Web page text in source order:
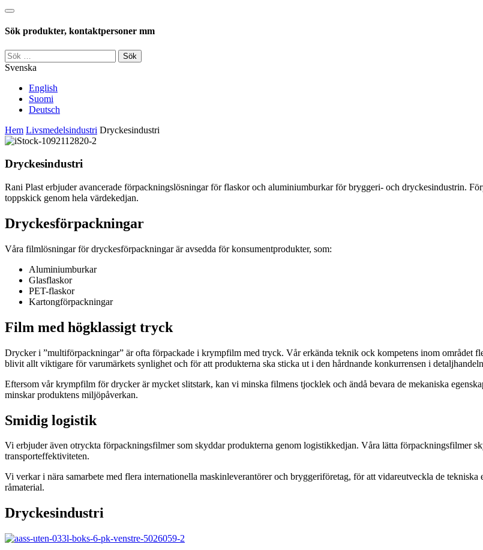
Sök
Sök produkter, kontaktpersoner mm
Sök
efter:
Svenska
English
Suomi
Deutsch
Hem Livsmedelsindustri Dryckesindustri
Dryckesindustri
Rani Plast erbjuder avancerade förpackningslösningar för flaskor och aluminiumburkar för bryggeri- och dryckesindustrin.
toppskick genom hela värdekedjan.
Dryckesförpackningar
Våra filmlösningar för dryckesförpackningar är avsedda för konsumentprodukter, som:
Aluminiumburkar
Glasflaskor
PET-flaskor
Kartongförpackningar
Film med högklassigt tryck
Drycker i ”multiförpackningar” är ofta förpackade i krympfilm med tryck. Vår erkända teknik ock kompetens inom området
blivit allt viktigare för varumärkets synlighet och för att produkterna ska sticka ut i den hårdnande konkurrensen i
Eftersom vår krympfilm för drycker är mycket slitstark, kan vi minska filmens tjocklek och ändå bevara de mekaniska
minskar produktens miljöpåverkan.
Smidig logistik
Vi erbjuder även otryckta förpackningsfilmer som skyddar produkterna genom logistikkedjan. Våra lätta förpackningsfilmer
transporteffektiviteten.
Vi verkar i nära samarbete med flera internationella maskinleverantörer och bryggeriföretag, för att vidareutveckla de
råmaterial.
Dryckesindustri